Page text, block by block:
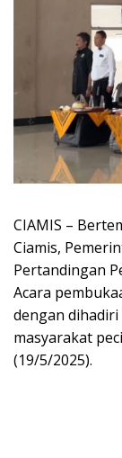
CIAMIS –
Ciamis,
Pertandingan
Acara
dengan
masyarakat
(19/5/2025).